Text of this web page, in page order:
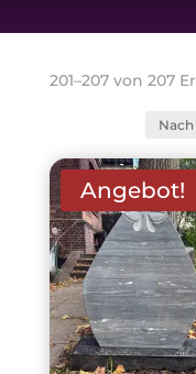
201–207 von 207
Angebot!